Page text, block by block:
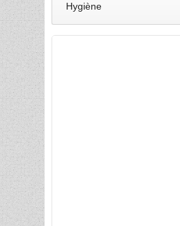
Hygiène